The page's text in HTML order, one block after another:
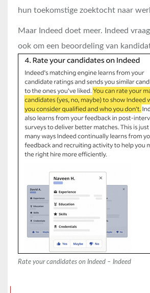
hun toekomstige zoektocht naar
Maar Indeed doet meer. Indeed
ook om een beoordeling van
Rate your candidates on Indeed – Indeed